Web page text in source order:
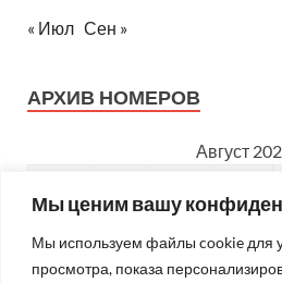
Мы ценим вашу
Мы используем файлы cookie для
просмотра, показа
« Июл Сен »
АРХИВ НОМЕРОВ
Август
2
3 4 5